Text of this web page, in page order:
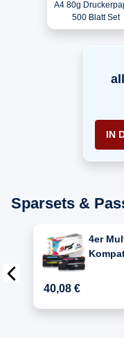
A4 80g
500 Blatt Set
IN
Sparsets &
4er
MFP
Toners
40,08 €